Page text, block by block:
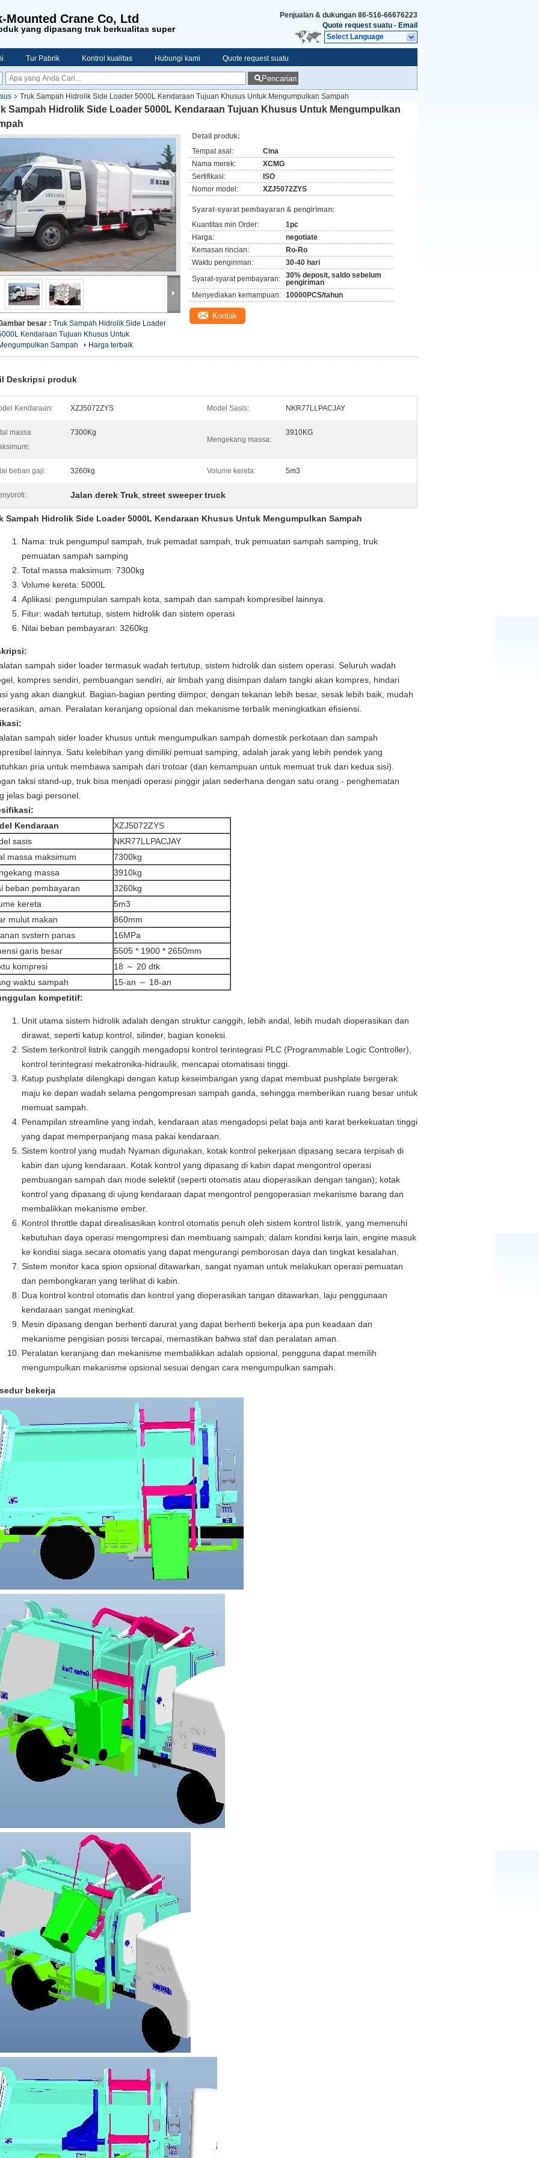
Mounted Crane Co, Ltd
yang dipasang truk berkualitas super
Penjualan & dukungan 86-516-66676223
Quote request suatu - Email
Select Language
Tur Pabrik Kontrol kualitas Hubungi kami Quote request suatu
Pencarian
Truk Sampah Hidrolik Side Loader 5000L Kendaraan Tujuan Khusus Untuk Mengumpulkan Sampah
Sampah Hidrolik Side Loader 5000L Kendaraan Tujuan Khusus Untuk Mengumpulkan
besar : Truk Sampah Hidrolik Side Loader
Kendaraan Tujuan Khusus Untuk
Sampah
Harga terbaik
Detail produk:
Tempat asal:
Cina
Nama merek:
XCMG
Sertifikasi:
ISO
Nomor model:
XZJ5072ZYS
Syarat-syarat pembayaran & pengiriman:
Kuantitas min Order:
1pc
Harga:
negotiate
Kemasan rincian:
Ro-Ro
Waktu pengiriman:
30-40 hari
Syarat-syarat pembayaran:
30% deposit, saldo sebelum
pengiriman
Menyediakan kemampuan: 10000PCS/tahun
Kontak
Deskripsi produk
Kendaraan: XZJ5072ZYS Model Sasis: NKR77LLPACJAY
massa
7300Kg
Mengekang massa:
3910KG
beban gaji: 3260kg Volume kereta: 5m3
Jalan derek Truk, street sweeper truck
Sampah Hidrolik Side Loader 5000L Kendaraan Khusus Untuk Mengumpulkan Sampah
Nama: truk pengumpul sampah, truk pemadat sampah, truk pemuatan sampah samping, truk
pemuatan sampah samping
Total massa maksimum: 7300kg
Volume kereta: 5000L
Aplikasi: pengumpulan sampah kota, sampah dan sampah kompresibel lainnya.
Fitur: wadah tertutup, sistem hidrolik dan sistem operasi
Nilai beban pembayaran: 3260kg
sampah sider loader termasuk wadah tertutup, sistem hidrolik dan sistem operasi. Seluruh wadah
kompres sendiri, pembuangan sendiri, air limbah yang disimpan dalam tangki akan kompres, hindari
yang akan diangkut. Bagian-bagian penting diimpor, dengan tekanan lebih besar, sesak lebih baik, mudah
aman.
Peralatan keranjang opsional dan mekanisme terbalik meningkatkan efisiensi.
sampah sider loader khusus untuk mengumpulkan sampah domestik perkotaan dan sampah
lainnya. Satu kelebihan yang dimiliki pemuat samping, adalah jarak yang lebih pendek yang
pria untuk membawa sampah dari trotoar (dan kemampuan untuk memuat truk dari kedua sisi).
taksi stand-up, truk bisa menjadi operasi pinggir jalan sederhana dengan satu orang - penghematan
jelas bagi personel.
Kendaraan
XZJ5072ZYS
sasis
NKR77LLPACJAY
massa maksimum
7300kg
massa
3910kg
beban pembayaran
3260kg
kereta
5m3
mulut makan
860mm
svstern panas
16MPa
garis besar
5505 * 1900 * 2650mm
kompresi
18 ～ 20 dtk
waktu sampah
15-an ～ 18-an
kompetitif:
Unit utama sistem hidrolik adalah dengan struktur canggih, lebih andal, lebih mudah dioperasikan dan
dirawat, seperti katup kontrol, silinder, bagian koneksi.
Sistem terkontrol listrik canggih mengadopsi kontrol terintegrasi PLC (Programmable Logic Controller),
kontrol terintegrasi mekatronika-hidraulik, mencapai otomatisasi tinggi.
Katup pushplate dilengkapi dengan katup keseimbangan yang dapat membuat pushplate bergerak
maju ke depan wadah selama pengompresan sampah ganda, sehingga memberikan ruang besar untuk
memuat sampah.
Penampilan streamline yang indah, kendaraan atas mengadopsi pelat baja anti karat berkekuatan tinggi
yang dapat memperpanjang masa pakai kendaraan.
Sistem kontrol yang mudah Nyaman digunakan, kotak kontrol pekerjaan dipasang secara terpisah di
kabin dan ujung kendaraan.
Kotak kontrol yang dipasang di kabin dapat mengontrol operasi
pembuangan sampah dan mode selektif (seperti otomatis atau dioperasikan dengan tangan); kotak
kontrol yang dipasang di ujung kendaraan dapat mengontrol pengoperasian mekanisme barang dan
membalikkan mekanisme ember.
Kontrol throttle dapat direalisasikan kontrol otomatis penuh oleh sistem kontrol listrik, yang memenuhi
kebutuhan daya operasi mengompresi dan membuang sampah; dalam kondisi kerja lain, engine masuk
ke kondisi siaga secara otomatis yang dapat mengurangi pemborosan daya dan tingkat kesalahan.
Sistem monitor kaca spion opsional ditawarkan, sangat nyaman untuk melakukan operasi pemuatan
dan pembongkaran yang terlihat di kabin.
Dua kontrol kontrol otomatis dan kontrol yang dioperasikan tangan ditawarkan, laju penggunaan
kendaraan sangat meningkat.
Mesin dipasang dengan berhenti darurat yang dapat berhenti bekerja apa pun keadaan dan
mekanisme pengisian posisi tercapai, memastikan bahwa staf dan peralatan aman.
Peralatan keranjang dan mekanisme membalikkan adalah opsional, pengguna dapat memilih
mengumpulkan mekanisme opsional sesuai dengan cara mengumpulkan sampah.
bekerja